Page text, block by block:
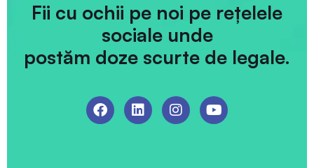
Fii cu ochii pe noi pe rețelele
sociale unde
postăm doze scurte de legale.